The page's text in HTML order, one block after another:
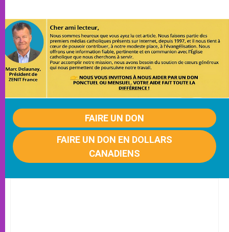
FAIRE UN DON
FAIRE UN DON EN DOLLARS
CANADIENS